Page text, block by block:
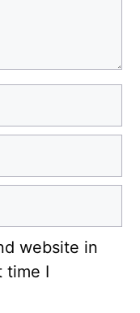
website in
time I